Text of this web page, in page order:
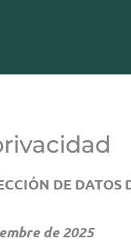
DE DATOS
de 2025